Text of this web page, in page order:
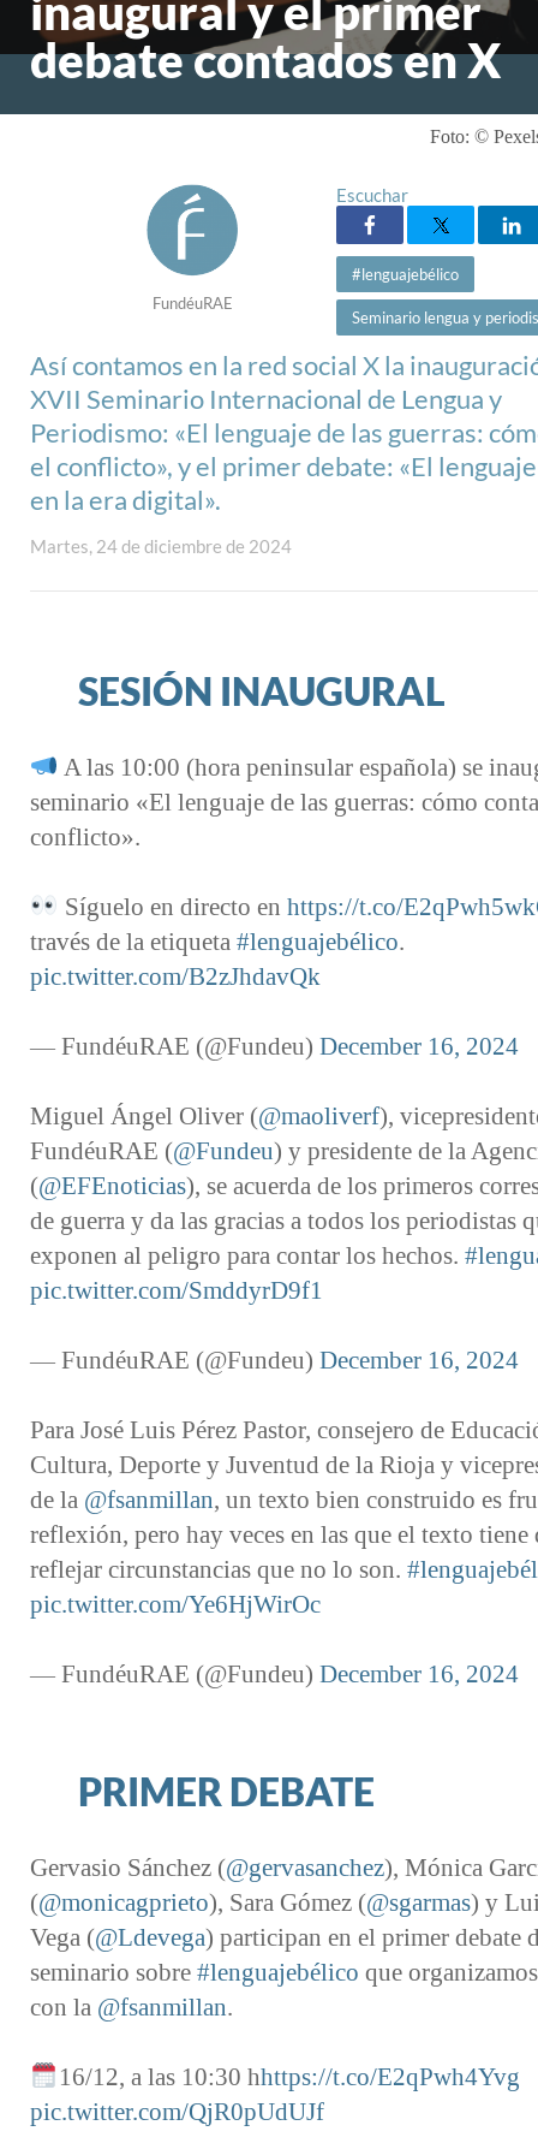
inaugural y el primer
debate contados en X
Foto: ©
FundéuRAE
Escuchar
#lenguajebélico
Seminario lengua y
Así contamos en la red social X la
XVII Seminario Internacional de Lengua y
Periodismo: «El lenguaje de las guerras:
el conflicto», y el primer debate: «El
en la era digital».
Martes, 24 de diciembre de 2024
SESIÓN INAUGURAL
A las 10:00 (hora peninsular española) se
seminario «El lenguaje de las guerras: cómo
conflicto».
Síguelo en directo en https://t.co/
través de la etiqueta #lenguajebélico.
pic.twitter.com/B2zJhdavQk
— FundéuRAE (@Fundeu) December 16, 2024
Miguel Ángel Oliver (@maoliverf),
FundéuRAE (@Fundeu) y presidente de la
(@EFEnoticias), se acuerda de los primeros
de guerra y da las gracias a todos los periodistas
exponen al peligro para contar los hechos.
pic.twitter.com/SmddyrD9f1
— FundéuRAE (@Fundeu) December 16, 2024
Para José Luis Pérez Pastor, consejero de
Cultura, Deporte y Juventud de la Rioja y
de la @fsanmillan, un texto bien construido es
reflexión, pero hay veces en las que el texto tiene
reflejar circunstancias que no lo son.
pic.twitter.com/Ye6HjWirOc
— FundéuRAE (@Fundeu) December 16, 2024
PRIMER DEBATE
Gervasio Sánchez (@gervasanchez), Mónica
(@monicagprieto), Sara Gómez (@sgarmas) y
Vega (@Ldevega) participan en el primer debate
seminario sobre #lenguajebélico que
con la @fsanmillan.
16/12, a las 10:30 hhttps://t.co/E2qPwh4Yvg
pic.twitter.com/QjR0pUdUJf